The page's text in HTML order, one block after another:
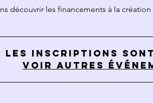
découvrir les financements à la
Les inscriptions
Voir autres